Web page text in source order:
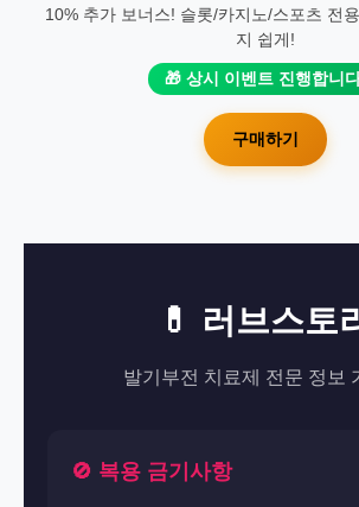
10% 추가 보너스! 슬롯/카지노/스포츠 전
지 쉽게!
🎁 상시 이벤트 진행합니
구매하기
💊 러브스토
발기부전 치료제 전문 정보
🚫 복용 금기사항